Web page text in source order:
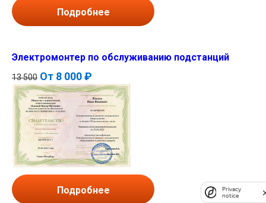
Подробнее
Электромонтер по обслуживанию подстанций
13 500 От 8 000 ₽
Подробнее
Privacy
notice